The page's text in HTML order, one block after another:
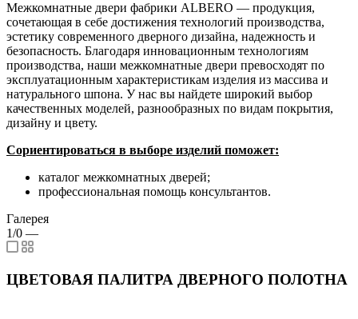
Межкомнатные двери фабрики ALBERO — продукция,
сочетающая в себе достижения технологий производства,
эстетику современного дверного дизайна, надежность и
безопасность. Благодаря инновационным технологиям
производства, наши межкомнатные двери превосходят по
эксплуатационным характеристикам изделия из массива и
натурального шпона. У нас вы найдете широкий выбор
качественных моделей, разнообразных по видам покрытия,
дизайну и цвету.
Сориентироваться в выборе изделий поможет:
каталог межкомнатных дверей;
профессиональная помощь консультантов.
Галерея
1/0 —
ЦВЕТОВАЯ ПАЛИТРА ДВЕРНОГО ПОЛОТНА